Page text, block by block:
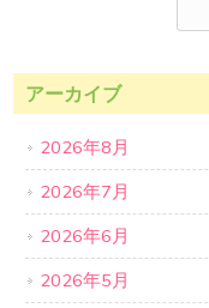
アーカイブ
2026年8月
2026年7月
2026年6月
2026年5月